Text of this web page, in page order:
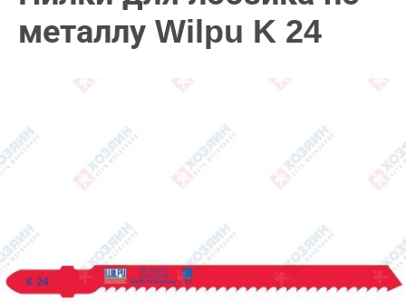
металлу Wilpu K 24